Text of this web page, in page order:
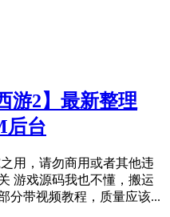
游2】最新整理
后台
用，请勿商用或者其他违
游戏源码我也不懂，搬运
分带视频教程，质量应该...